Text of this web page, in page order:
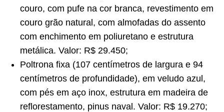
couro, com pufe na cor branca, revestimento em
couro grão natural, com almofadas do assento
com enchimento em poliuretano e estrutura
metálica. Valor: R$ 29.450;
Poltrona fixa (107 centímetros de largura e 94
centímetros de profundidade), em veludo azul,
com pés em aço inox, estrutura em madeira de
reflorestamento, pinus naval. Valor: R$ 19.270;